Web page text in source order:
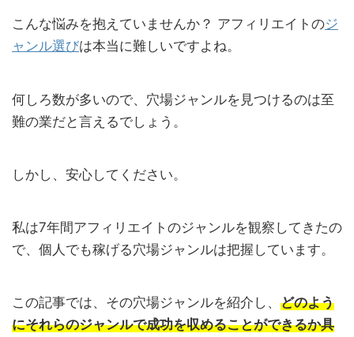
こんな悩みを抱えていませんか？ アフィリエイトのジ
ャンル選びは本当に難しいですよね。
何しろ数が多いので、穴場ジャンルを見つけるのは至
難の業だと言えるでしょう。
しかし、安心してください。
私は7年間アフィリエイトのジャンルを観察してきたの
で、個人でも稼げる穴場ジャンルは把握しています。
この記事では、その穴場ジャンルを紹介し、 どのよう
にそれらのジャンルで成功を収めることができるか具